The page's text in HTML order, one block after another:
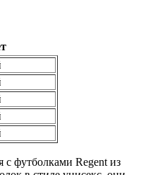
с футболками Regent из